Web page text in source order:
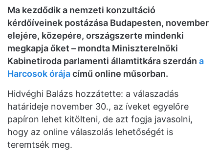
Ma kezdődik a nemzeti konzultáció
kérdőíveinek postázása Budapesten, november
elejére, közepére, országszerte mindenki
megkapja őket – mondta Miniszterelnöki
Kabinetiroda parlamenti államtitkára szerdán a
Harcosok órájacímű online műsorban.
Hidvéghi Balázs hozzátette: a válaszadás
határideje november 30., az íveket egyelőre
papíron lehet kitölteni, de azt fogja javasolni,
hogy az online válaszolás lehetőségét is
teremtsék meg.